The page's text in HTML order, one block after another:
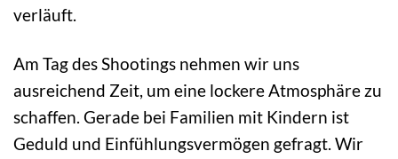
verläuft.
Am Tag des Shootings nehmen wir uns
ausreichend Zeit, um eine lockere Atmosphäre zu
schaffen. Gerade bei Familien mit Kindern ist
Geduld und Einfühlungsvermögen gefragt. Wir